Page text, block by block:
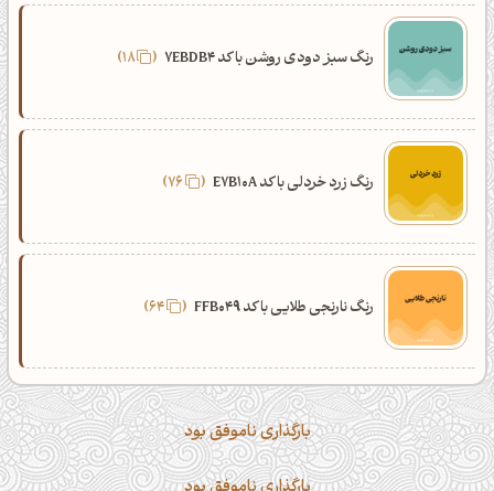
رنگ سبز دودی روشن با کد 7EBDB4 18
رنگ زرد خردلی با کد E7B10A
رنگ نارنجی طلایی با کد FFB049 64
بارگذاری ناموفق بود